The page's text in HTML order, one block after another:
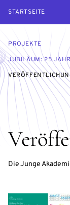
STARTSEITE
PROJEKTE
JUBILÄUM: 25
Die Junge